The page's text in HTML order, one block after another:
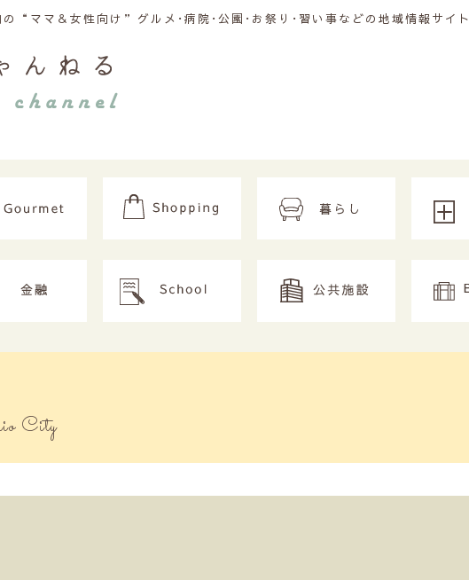
の“ママ＆女性向け”グルメ･病院･公園･お祭り･習い事などの地域情報サイト
City